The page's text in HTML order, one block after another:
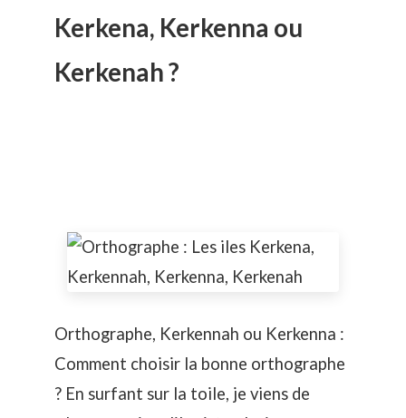
Kerkena, Kerkenna ou
Kerkenah ?
Orthographe, Kerkennah ou Kerkenna :
Comment choisir la bonne orthographe
? En surfant sur la toile, je viens de